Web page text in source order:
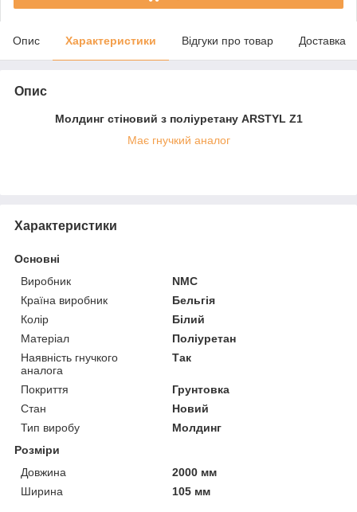
Опис Характеристики Відгуки про товар Доставка
Опис
Молдинг стіновий з поліуретану ARSTYL Z1
Має гнучкий аналог
Характеристики
Основні
Виробник
NMC
Країна виробник
Бельгія
Колір
Білий
Матеріал
Поліуретан
Наявність гнучкого
аналога
Так
Покриття
Грунтовка
Стан
Новий
Тип виробу
Молдинг
Розміри
Довжина
2000 мм
Ширина
105 мм